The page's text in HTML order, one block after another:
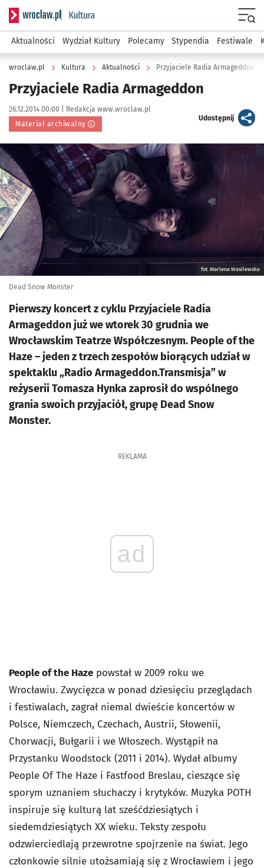
Serwis informacyjny wroclaw.pl podserwis: Kultura
Aktualności Wydział Kultury Polecamy Stypendia Festiwale
wroclaw.pl Kultura Aktualności Przyjaciele Radia Armageddon
Przyjaciele Radia Armageddon
Data publikacji:
26.12.2014 00:00 | Autor:
Redakcja www.wroclaw.pl
Materiał archiwalny
Udostępnijartykuł
Kliknij, aby powiększyć
fot. Marlena Wasilewska
Dead Snow Monster
Pierwszy koncert z cyklu Przyjaciele Radia
Armageddon już we wtorek 30 grudnia we
Wrocławskim Teatrze Współczesnym. People of the
Haze – jeden z trzech zespołów biorących udział w
spektaklu „Radio Armageddon.Transmisja” w
reżyserii Tomasza Hynka zaprosił do wspólnego
grania swoich przyjaciół, grupę Dead Snow
Monster.
REKLAMA
ad
People of the Haze powstał w 2009 roku we
Wrocławiu. Zwycięzca w ponad dziesięciu przeglądach
i festiwalach, zagrał niemal dwieście koncertów w
Polsce, Niemczech, Czechach, Austrii, Słowenii,
Chorwacji, Bułgarii i we Włoszech. Wystąpił na
Przystanku Woodstock (2011 i 2014). Wydał albumy
People Of The Haze i Fastfood Breslau, cieszące się
sporym uznaniem słuchaczy i krytyków. Muzyka POTH
inspiruje się kulturą lat sześćdziesiątych i
siedemdziesiątych XX wieku. Teksty zespołu
odzwierciedlają przewrotne spojrzenie na świat. Jego
członkowie silnie utożsamiają się z Wrocławiem i jego